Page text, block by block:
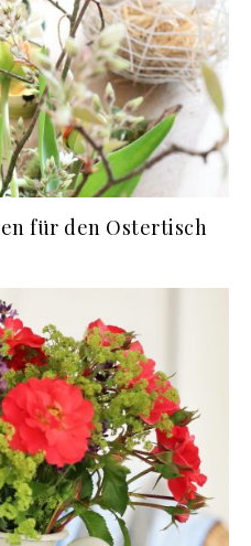
für den Ostertisch